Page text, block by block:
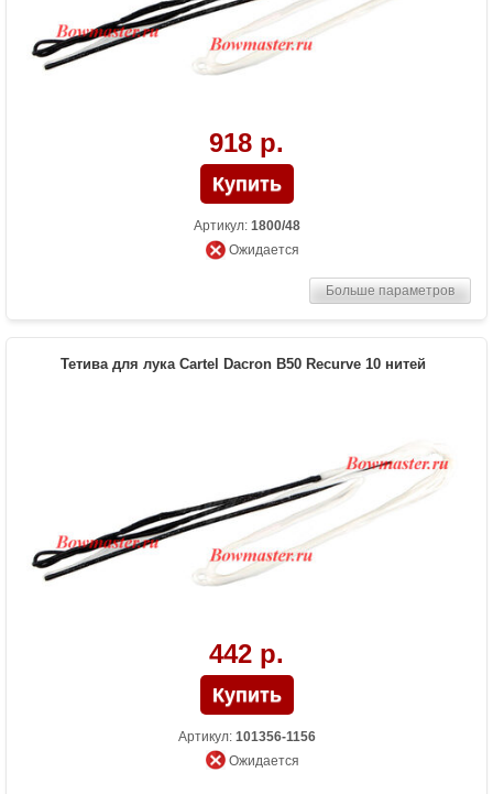
918 р.
Артикул: 1800/48
Ожидается
Больше параметров
Тетива для лука Cartel Dacron B50 Recurve 10 нитей
442 р.
Артикул: 101356-1156
Ожидается